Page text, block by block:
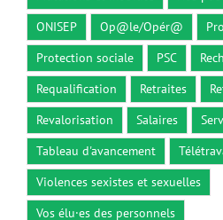
ONISEP
Op@le/Opér@
Protection sociale
PSC
Requalification
Retraites
Revalorisation
Salaires
Tableau d'avancement
Violences sexistes et sexuelles
Vos élu·es des personnels